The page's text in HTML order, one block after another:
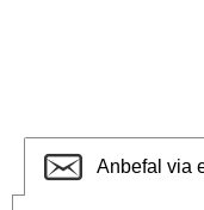
Anbefal via